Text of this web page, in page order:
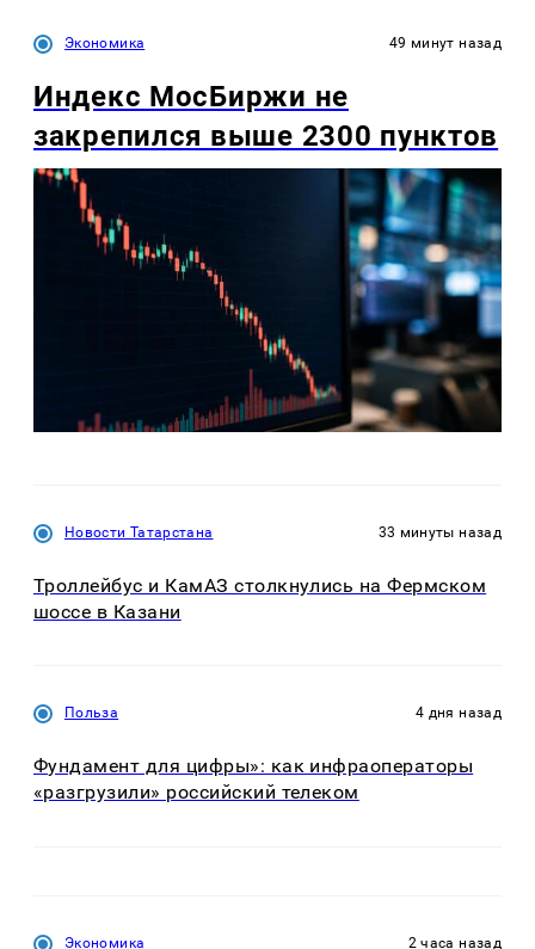
Экономика 49 минут назад
Индекс МосБиржи не
закрепился выше 2300 пунктов
Новости Татарстана 33 минуты назад
Троллейбус и КамАЗ столкнулись на Фермском
шоссе в Казани
Польза 4 дня назад
Фундамент для цифры»: как инфраоператоры
«разгрузили» российский телеком
Экономика 2 часа назад